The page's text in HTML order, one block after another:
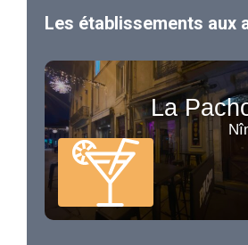
Les établissements aux
La